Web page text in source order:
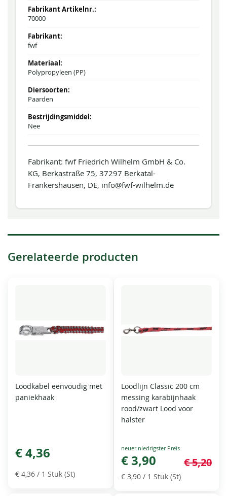
70000
fwf
Polypropyleen (PP)
Paarden
Nee
Fabrikant: fwf Friedrich Wilhelm GmbH & Co.
KG, Berkastraße 75, 37297 Berkatal-
Frankershausen, DE, info@fwf-wilhelm.de
Gerelateerde producten
Loodkabel eenvoudig met
paniekhaak
€ 4,36
€ 4,36 / 1 Stuk (St)
Loodlijn Classic 200 cm
messing karabijnhaak
rood/zwart Lood voor
halster
Special
Price
€ 3,90 € 5,20
€ 3,90 / 1 Stuk (St)